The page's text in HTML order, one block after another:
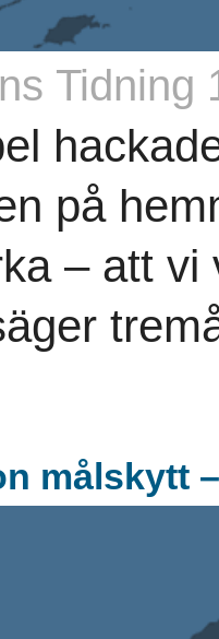
Tidning
på
– att
målskytt